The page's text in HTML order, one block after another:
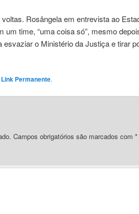
Rosângela em entrevista ao
um time, “uma coisa só”, mesmo
esvaziar o Ministério da Justiça e tirar
Link Permanente.
Campos obrigatórios são marcados com *